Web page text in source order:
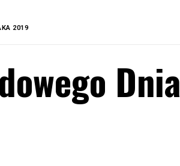
2019
Dnia